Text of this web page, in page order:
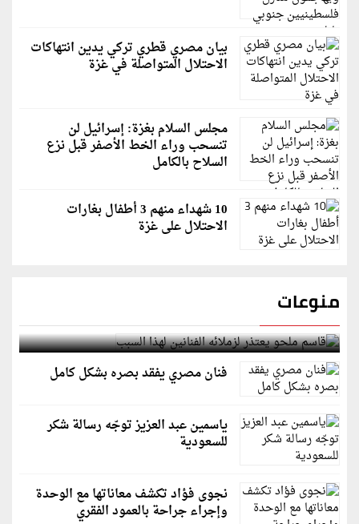
بيان مصري قطري تركي يدين انتهاكات
الاحتلال المتواصلة في غزة
مجلس السلام بغزة: إسرائيل لن
تنسحب وراء الخط الأصفر قبل نزع
السلاح بالكامل
10 شهداء منهم 3 أطفال بغارات
الاحتلال على غزة
منوعات
قاسم ملحو يعتذر لزملائه الفنانين لهذا السبب
فنان مصري يفقد بصره بشكل كامل
ياسمين عبد العزيز توجّه رسالة شكر
للسعودية
نجوى فؤاد تكشف معاناتها مع الوحدة
وإجراء جراحة بالعمود الفقري